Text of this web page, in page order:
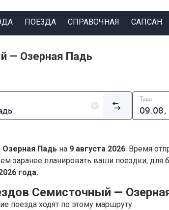
ПОЕЗДА СПРАВОЧНАЯ САПСАН
— Озерная Падь
Туда
Падь на 9 августа 2026. Время
заранее планировать ваши поездки,
года.
Семисточный —
поезда ходят по этому маршруту